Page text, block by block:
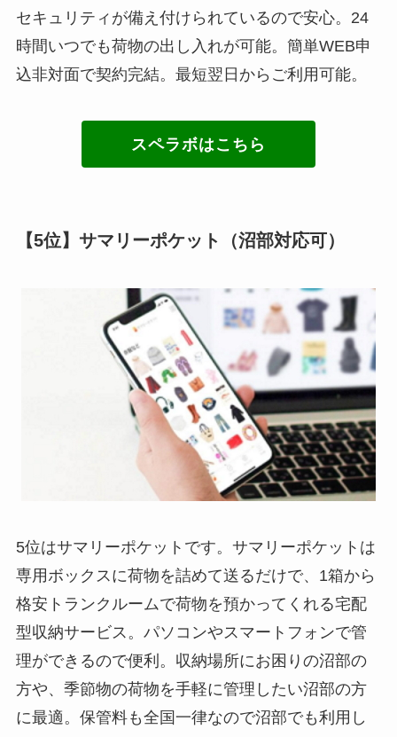
セキュリティが備え付けられているので安心。24
時間いつでも荷物の出し入れが可能。簡単WEB申
込非対面で契約完結。最短翌日からご利用可能。
スペラボはこちら
【5位】サマリーポケット（沼部対応可）
5位はサマリーポケットです。サマリーポケットは
専用ボックスに荷物を詰めて送るだけで、1箱から
格安トランクルームで荷物を預かってくれる宅配
型収納サービス。パソコンやスマートフォンで管
理ができるので便利。収納場所にお困りの沼部の
方や、季節物の荷物を手軽に管理したい沼部の方
に最適。保管料も全国一律なので沼部でも利用し